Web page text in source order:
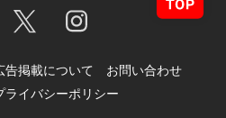
告掲載について
お問い合わせ
ライバシーポリシー